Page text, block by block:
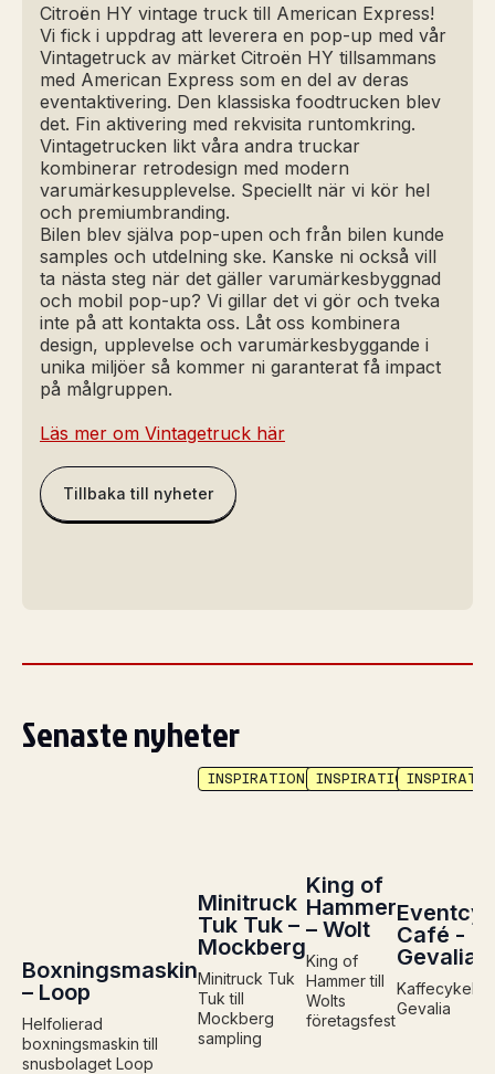
Citroën HY vintage truck till American Express!
Vi fick i uppdrag att leverera en pop-up med vår
Vintagetruck av märket Citroën HY tillsammans
med American Express som en del av deras
eventaktivering. Den klassiska foodtrucken blev
det. Fin aktivering med rekvisita runtomkring.
Vintagetrucken likt våra andra truckar
kombinerar retrodesign med modern
varumärkesupplevelse. Speciellt när vi kör hel
och premiumbranding.
Bilen blev själva pop-upen och från bilen kunde
samples och utdelning ske. Kanske ni också vill
ta nästa steg när det gäller varumärkesbyggnad
och mobil pop-up? Vi gillar det vi gör och tveka
inte på att kontakta oss. Låt oss kombinera
design, upplevelse och varumärkesbyggande i
unika miljöer så kommer ni garanterat få impact
på målgruppen.
Läs mer om Vintagetruck här
Tillbaka till nyheter
Senaste nyheter
INSPIRATION
Boxningsmaskin
– Loop
Helfolierad
boxningsmaskin till
snusbolaget Loop
INSPIRATION
Minitruck
Tuk Tuk –
Mockberg
Minitruck Tuk
Tuk till
Mockberg
sampling
King of
Hammer
– Wolt
King of
Hammer till
Wolts
företagsfest
Café -
Gevalia
Kaffecykel
Gevalia